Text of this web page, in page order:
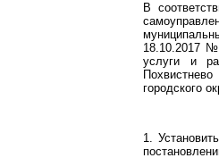
В
18.10.2017 №
услуги и
городского
1.